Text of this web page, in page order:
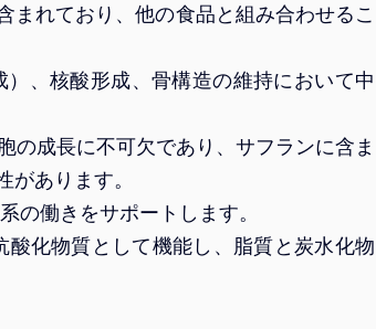
まれており、他の食品と組み合わせるこ
、核酸形成、骨構造の維持において中
の成長に不可欠であり、サフランに含ま
あります。
働きをサポートします。
酸化物質として機能し、脂質と炭水化物